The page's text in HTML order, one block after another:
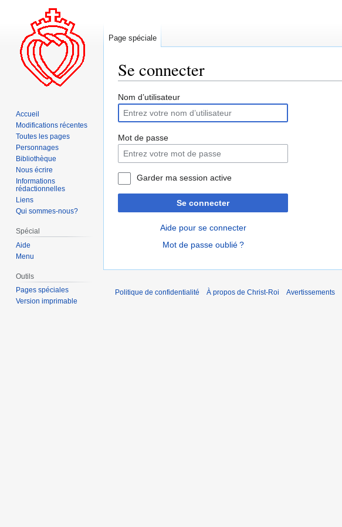
Se connecter
Aller
la
navigation
Aller
la
recherche
Nom d’utilisateur
Mot de passe
Garder ma session active
Se connecter
Aide pour se connecter
Mot de passe oublié ?
Page spéciale
Accueil
Modifications récentes
Toutes les pages
Personnages
Bibliothèque
Nous écrire
Informations
rédactionnelles
Liens
Qui sommes-nous?
Spécial
Aide
Menu
Outils
Pages spéciales
Version imprimable
Politique de confidentialité À propos de Christ-Roi Avertissements